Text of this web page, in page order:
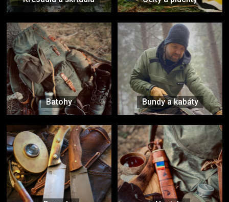
Batohy Bundy a kabáty